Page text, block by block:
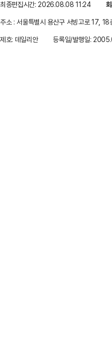
최종편집시간: 2026.08.08 11:24
주소 : 서울특별시 용산구 서빙고로 17,
제호: 데일리안
등록일/발행일: